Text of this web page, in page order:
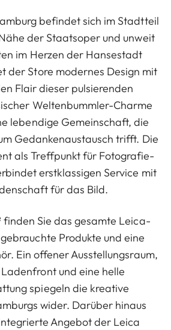
befindet sich im Stadtteil
der Staatsoper und unweit
im Herzen der Hansestadt
der Store modernes Design mit
Flair dieser pulsierenden
Weltenbummler-Charme
lebendige Gemeinschaft, die
Gedankenaustausch trifft. Die
als Treffpunkt für Fotografie-
erstklassigen Service mit
für das Bild.
finden Sie das gesamte Leica-
Produkte und eine
Ein offener Ausstellungsraum,
und eine helle
spiegeln die kreative
wider. Darüber hinaus
Angebot der Leica